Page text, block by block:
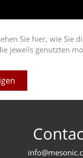
Sie hier, wie Sie
jeweils genutzten